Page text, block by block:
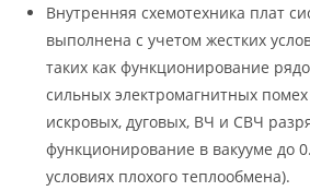
Внутренняя схемотехника плат
выполнена с учетом жестких
таких как функционирование
сильных электромагнитных
искровых, дуговых, ВЧ и СВЧ
функционирование в вакууме до
условиях плохого теплообмена).